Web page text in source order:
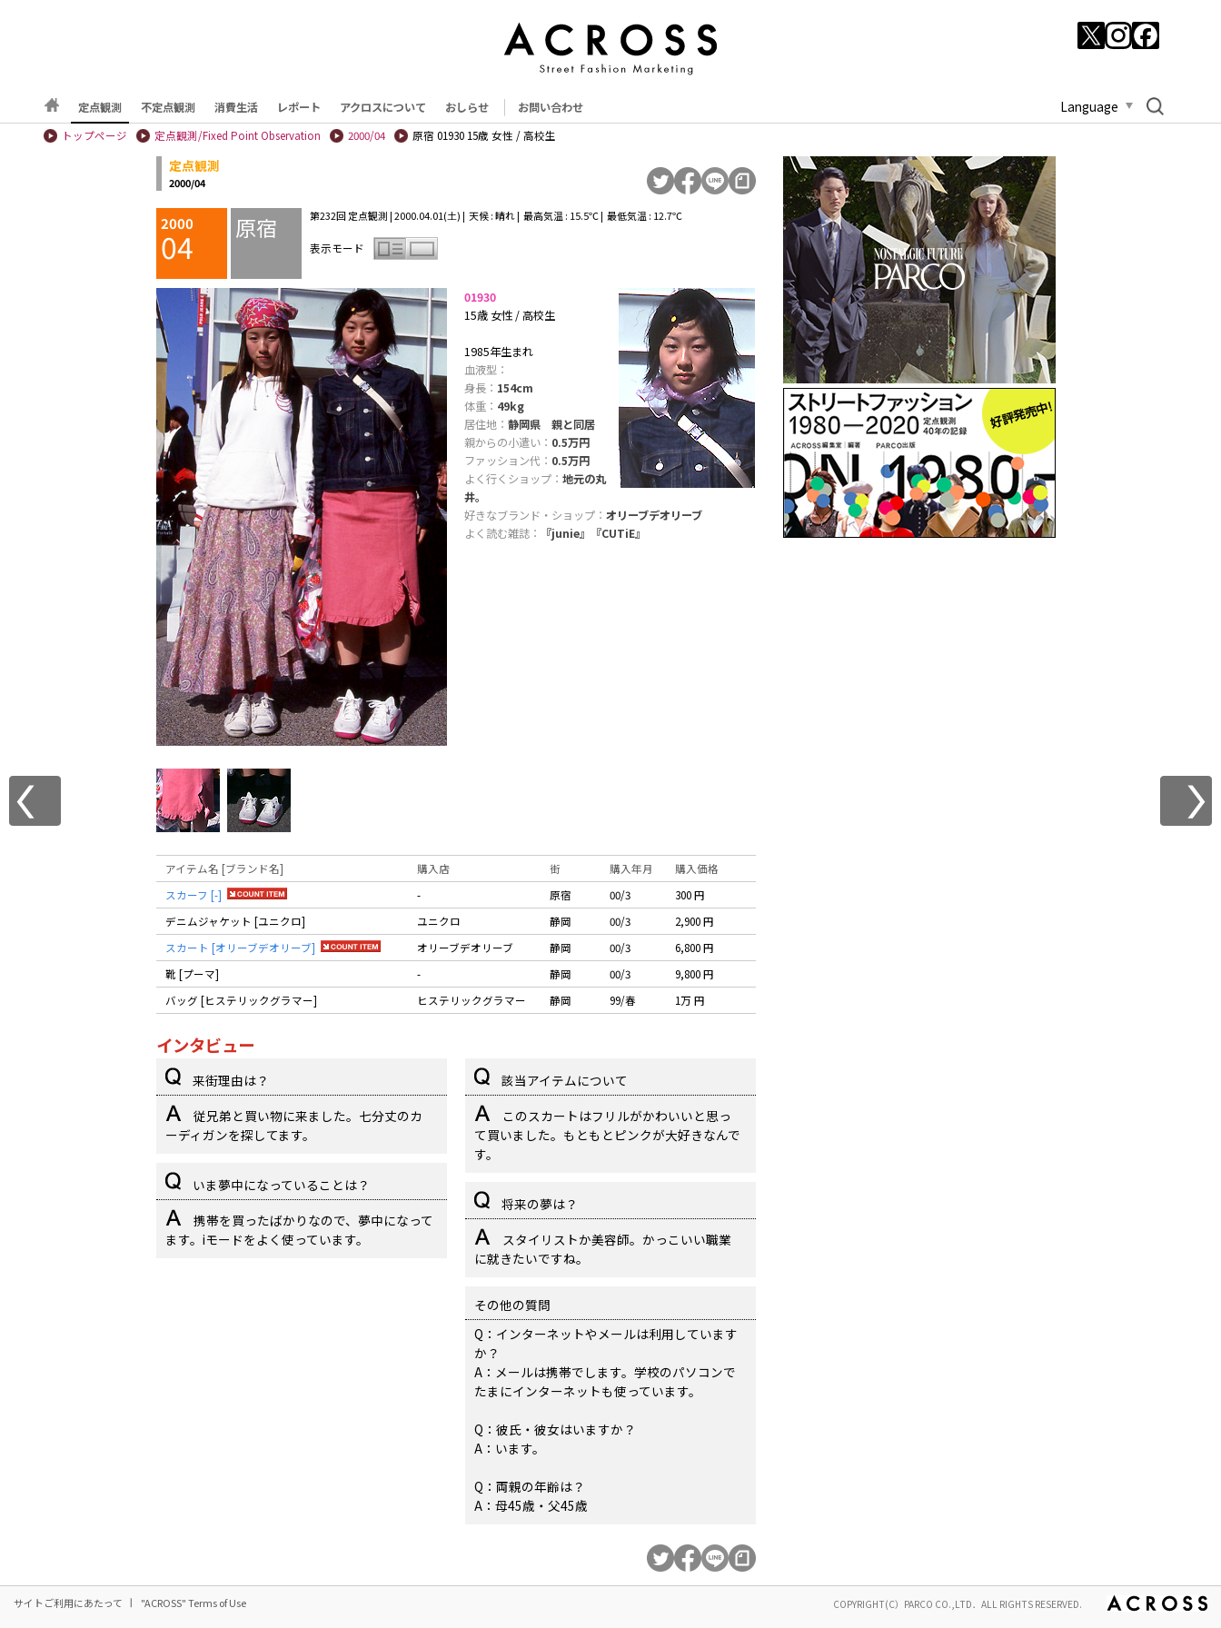
定点観測 不定点観測 消費生活 レポート アクロスについて おしらせ お問い合わせ Language
トップページ 定点観測/Fixed Point Observation 2000/04 原宿 01930 15歳 女性 / 高校生
定点観測
2000/04
2000
04 原宿 第232回 定点観測 | 2000.04.01(土) | 天候 : 晴れ | 最高気温 : 15.5℃ | 最低気温 : 12.7℃
表示モード
01930
15歳 女性 / 高校生
1985年生まれ
血液型：
身長： 154cm
体重： 49kg
居住地： 静岡県 親と同居
親からの小遣い： 0.5万円
ファッション代： 0.5万円
よく行くショップ： 地元の丸
井。
好きなブランド・ショップ： オリーブデオリーブ
よく読む雑誌：
『junie』『CUTiE』
アイテム名 [ブランド名] 購入店 街 購入年月
購入価格
スカーフ [-]
- 原宿 00/3
300 円
デニムジャケット [ユニクロ]
ユニクロ 静岡 00/3
2,900 円
スカート [オリーブデオリーブ]
オリーブデオリーブ 静岡 00/3
6,800 円
靴 [プーマ]
- 静岡 00/3
9,800 円
バッグ [ヒステリックグラマー]
ヒステリックグラマー 静岡 99/春 1万 円
インタビュー
来街理由は？
従兄弟と買い物に来ました。七分丈のカ
ーディガンを探してます。
いま夢中になっていることは？
携帯を買ったばかりなので、夢中になって
ます。iモードをよく使っています。
該当アイテムについて
このスカートはフリルがかわいいと思っ
て買いました。もともとピンクが大好きなんで
す。
将来の夢は？
スタイリストか美容師。かっこいい職業
に就きたいですね。
その他の質問
Q：インターネットやメールは利用しています
か？
A：メールは携帯でします。学校のパソコンで
たまにインターネットも使っています。
Q：彼氏・彼女はいますか？
A：います。
Q：両親の年齢は？
A：母45歳・父45歳
サイトご利用にあたって "ACROSS" Terms of Use COPYRIGHT(C）PARCO CO.,LTD．ALL RIGHTS RESERVED.